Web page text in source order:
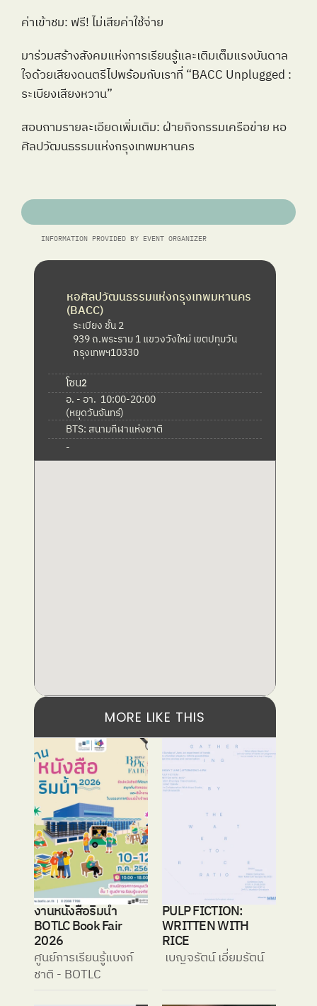
ค่าเข้าชม: ฟรี! ไม่เสียค่าใช้จ่าย
มาร่วมสร้างสังคมแห่งการเรียนรู้และเติมเต็มแรงบันดาล
ใจด้วยเสียงดนตรีไปพร้อมกับเราที่ “BACC Unplugged :
ระเบียงเสียงหวาน”
สอบถามรายละเอียดเพิ่มเติม: ฝ่ายกิจกรรมเครือข่าย หอ
ศิลปวัฒนธรรมแห่งกรุงเทพมหานคร
INFORMATION PROVIDED BY EVENT ORGANIZER
หอศิลปวัฒนธรรมแห่งกรุงเทพมหานคร
(BACC)
ระเบียง ชั้น 2
939 ถ.พระราม 1 แขวงวังใหม่ เขตปทุมวัน
กรุงเทพฯ10330
โซน2
อ. - อา.  10:00-20:00
(หยุดวันจันทร์)
BTS: สนามกีฬาแห่งชาติ
-
MORE LIKE THIS
งานหนังสือริมน้ำ
BOTLC Book Fair
2026
ศูนย์การเรียนรู้แบงก์
ชาติ - BOTLC
PULP FICTION:
WRITTEN WITH
RICE
เบญจรัตน์ เอี่ยมรัตน์